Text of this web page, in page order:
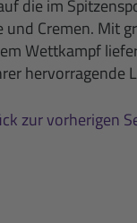
die im
und Cremen. Mit
Wettkampf
hervorragende
zur vorherigen